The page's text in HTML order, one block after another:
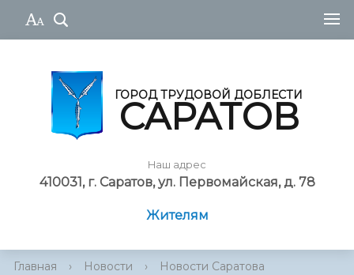
ГОРОД ТРУДОВОЙ ДОБЛЕСТИ
САРАТОВ
Наш адрес
410031, г. Саратов, ул. Первомайская, д. 78
Жителям
Главная › Новости › Новости Саратова